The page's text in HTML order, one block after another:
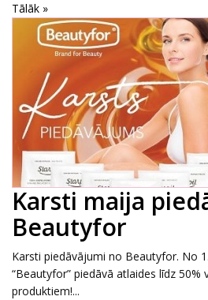
Tālāk »
Karsti maija
Beautyfor
Karsti piedāvājumi no Beautyfor. No
“Beautyfor” piedāvā atlaides līdz 50%
produktiem!...